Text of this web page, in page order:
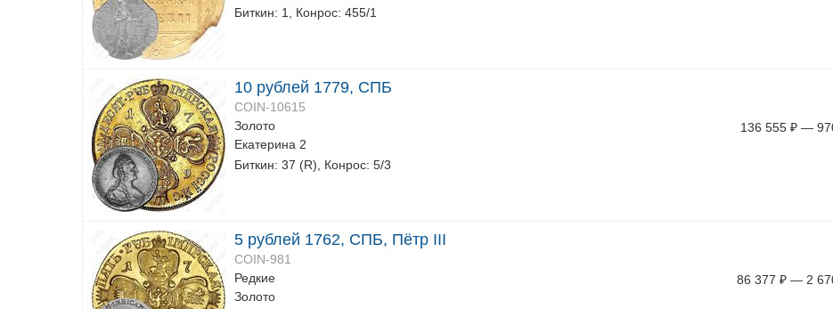
Биткин: 1, Конрос: 455/1
10 рублей 1779, СПБ
COIN-10615
Золото
Екатерина 2
Биткин: 37 (R), Конрос: 5/3
136 555 ₽ —
5 рублей 1762, СПБ, Пётр III
COIN-981
Редкие
Золото
86 377 ₽ — 2